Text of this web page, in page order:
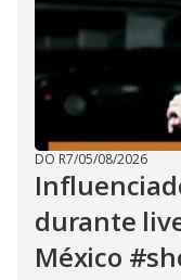
DO R7/05/08/2026
durante
México